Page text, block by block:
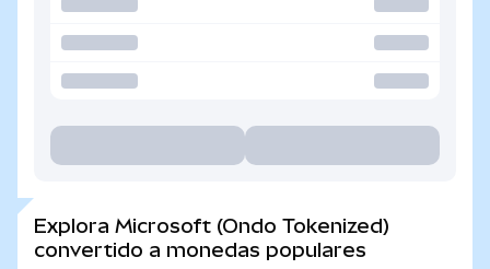
Explora Microsoft (Ondo Tokenized)
convertido a monedas populares